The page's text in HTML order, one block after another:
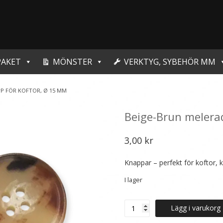
MÖNSTER VERKTYG, SYBEHÖR MM
FÖR KOFTOR, Ø 15 MM
Beige-Brun
3,00 kr
Knappar – perfekt för koftor,
I lager
Beige-
Lägg i varukorg